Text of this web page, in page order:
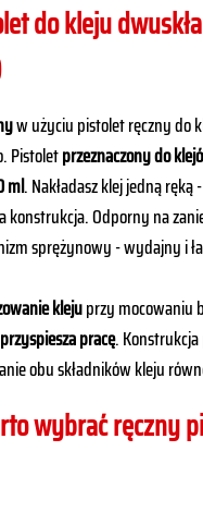
do kleju
w użyciu pistolet ręczny do
Pistoletprzeznaczony do
ml. Nakładasz klej jedną
konstrukcja. Odporny na
sprężynowy - wydajny i
klejuprzy mocowaniu
pracę.
obu składników kleju
wybrać ręczny